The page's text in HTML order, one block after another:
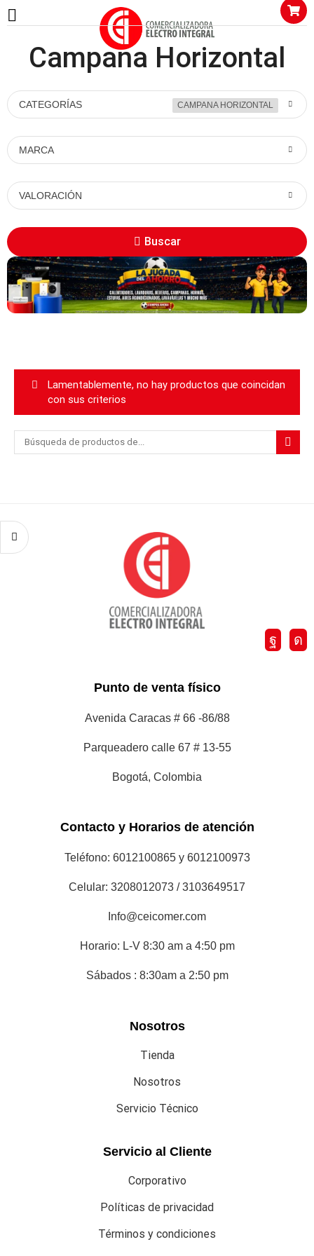
Campana Horizontal
CATEGORÍAS CAMPANA HORIZONTAL
MARCA
VALORACIÓN
Buscar
Lamentablemente, no hay productos que coincidan
con sus criterios
Punto de venta físico
Avenida Caracas # 66 -86/88
Parqueadero calle 67 # 13-55
Bogotá, Colombia
Contacto y Horarios de atención
Teléfono: 6012100865 y 6012100973
Celular: 3208012073 / 3103649517
Info@ceicomer.com
Horario: L-V 8:30 am a 4:50 pm
Sábados : 8:30am a 2:50 pm
Nosotros
Tienda
Nosotros
Servicio Técnico
Servicio al Cliente
Corporativo
Políticas de privacidad
Términos y condiciones